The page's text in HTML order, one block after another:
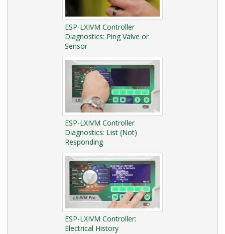
ESP-LXIVM Controller
Diagnostics: Ping Valve or
Sensor
ESP-LXIVM Controller
Diagnostics: List (Not)
Responding
ESP-LXIVM Controller:
Electrical History